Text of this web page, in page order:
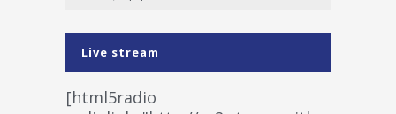
Live stream
[html5radio